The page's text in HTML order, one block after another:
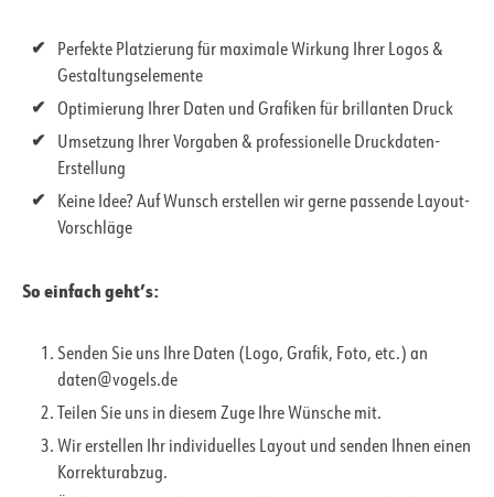
Perfekte Platzierung für maximale Wirkung Ihrer Logos &
Gestaltungselemente
Optimierung Ihrer Daten und Grafiken für brillanten Druck
Umsetzung Ihrer Vorgaben & professionelle Druckdaten-
Erstellung
Keine Idee? Auf Wunsch erstellen wir gerne passende Layout-
Vorschläge
So einfach geht’s:
Senden Sie uns Ihre Daten (Logo, Grafik, Foto, etc.) an
daten@vogels.de
Teilen Sie uns in diesem Zuge Ihre Wünsche mit.
Wir erstellen Ihr individuelles Layout und senden Ihnen einen
Korrekturabzug.